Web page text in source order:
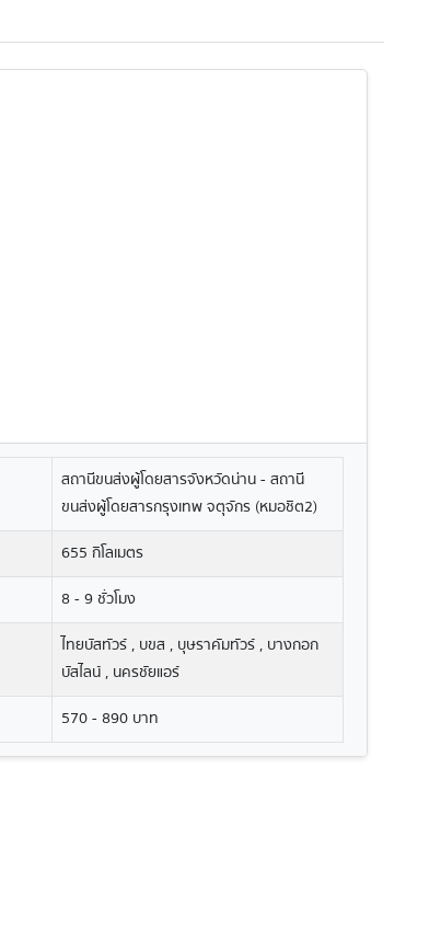
สถานีขนส่งผู้โดยสารจังหวัดน่าน - สถานี
ขนส่งผู้โดยสารกรุงเทพ จตุจักร (หมอชิต2)
655 กิโลเมตร
8 - 9 ชั่วโมง
ไทยบัสทัวร์ , บขส , บุษราคัมทัวร์ , บางกอก
บัสไลน์ , นครชัยแอร์
570 - 890 บาท